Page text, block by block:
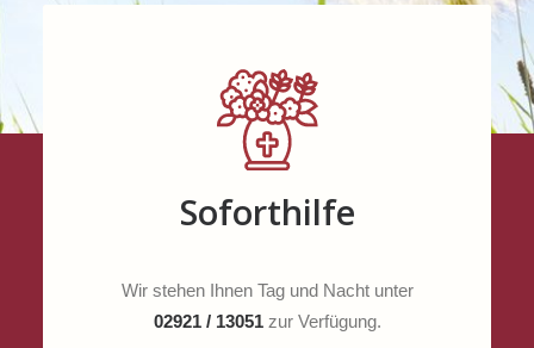
Soforthilfe
Wir stehen Ihnen Tag und Nacht unter
02921 / 13051zur Verfügung.